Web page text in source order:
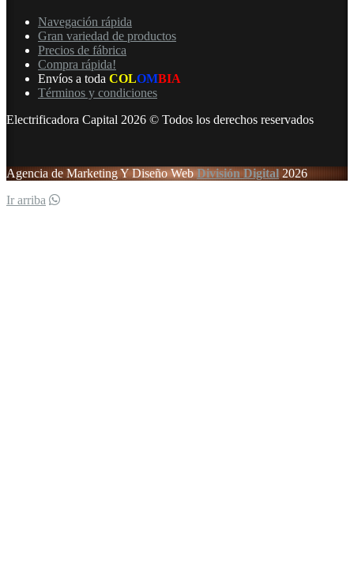
Navegación rápida
Gran variedad de productos
Precios de fábrica
Compra rápida!
Envíos a toda COLOMBIA
Términos y condiciones
Electrificadora Capital 2026 © Todos los derechos reservados
Agencia de Marketing Y Diseño WebDivisión Digital2026
Ir arriba